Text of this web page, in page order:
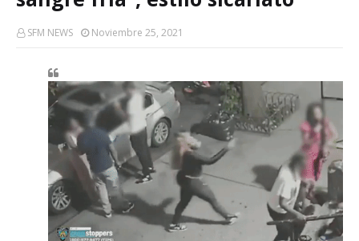
SFM NEWS Noviembre 25, 2021